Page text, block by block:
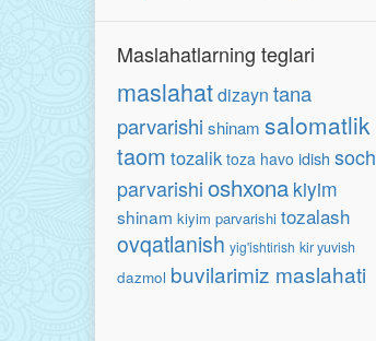
Maslahatlarning teglari
maslahatdizayn tana
parvarishi shinam salomatlik
taom tozalik toza havo idish soch
parvarishioshxona kiyim
shinam kiyim parvarishi tozalash
ovqatlanish yig'ishtirish kir yuvish
dazmol buvilarimiz maslahati